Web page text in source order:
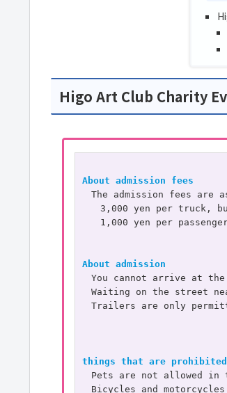
Higo Art Club Charity
About admission fees
The admission fees are
3,000 yen per truck,
1,000 yen per
About admission
You cannot arrive at the
Waiting on the street
Trailers are only
things that are prohibited
Pets are not allowed in
Bicycles and